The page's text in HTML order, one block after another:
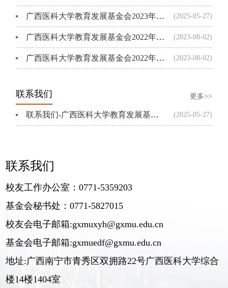
广西医科大学教育发展基金会2023年度审计报告 (2025-05-27)
广西医科大学教育发展基金会2022年度审计报告 (2023-08-02)
广西医科大学教育发展基金会2022年度工作报告 (2023-08-02)
联系我们 更多>>
联系我们-广西医科大学教育发展基金会 (2025-05-27)
联系我们
校友工作办公室：0771-5359203
基金会秘书处：0771-5827015
校友会电子邮箱:gxmuxyh@gxmu.edu.cn
基金会电子邮箱:gxmuedf@gxmu.edu.cn
地址:广西南宁市青秀区双拥路22号广西医科大学综合
楼14楼1404室